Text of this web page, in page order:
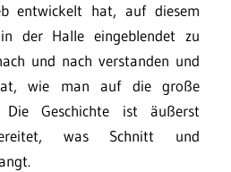
entwickelt hat, auf diesem
der Halle eingeblendet zu
und nach verstanden und
wie man auf die große
Die Geschichte ist äußerst
was Schnitt und